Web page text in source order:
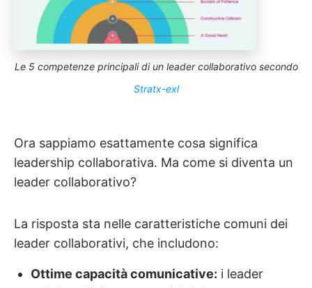
Le 5 competenze principali di un leader collaborativo secondo
Stratx-exl
Ora sappiamo esattamente cosa significa
leadership collaborativa. Ma come si diventa un
leader collaborativo?
La risposta sta nelle caratteristiche comuni dei
leader collaborativi, che includono:
Ottime capacità comunicative: i leader